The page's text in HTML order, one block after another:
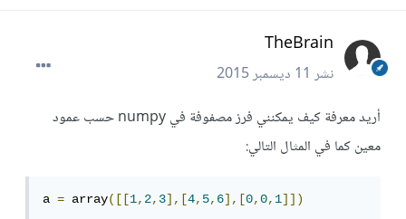
TheBrain
نشر11 ديسمبر 2015
أريد معرفة كيف يمكنني فرز مصفوفة في numpy حسب عمود
معين كما في المثال التالي:
a = array([[1,2,3],[4,5,6],[0,0,1]])